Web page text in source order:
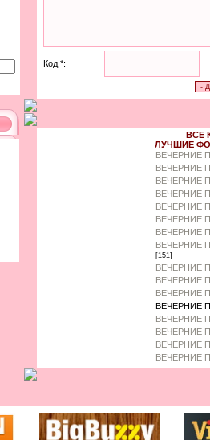
Код *:
ВСЕ
ЛУЧШИЕ
ВЕЧЕРНИЕ
ВЕЧЕРНИЕ
ВЕЧЕРНИЕ
ВЕЧЕРНИЕ
ВЕЧЕРНИЕ
ВЕЧЕРНИЕ
ВЕЧЕРНИЕ
ВЕЧЕРНИЕ
[151]
ВЕЧЕРНИЕ
ВЕЧЕРНИЕ
ВЕЧЕРНИЕ
ВЕЧЕРНИЕ
ВЕЧЕРНИЕ
ВЕЧЕРНИЕ
ВЕЧЕРНИЕ
ВЕЧЕРНИЕ